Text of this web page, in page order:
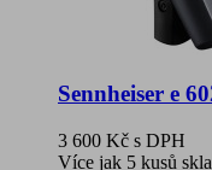
Sennheiser e
3 600 Kč s DPH
Více jak 5 kusů